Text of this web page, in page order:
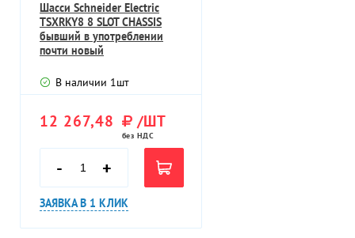
Шасси Schneider Electric
TSXRKY8 8 SLOT CHASSIS
бывший в употреблении
почти новый
В наличии 1шт
12 267,48 /ШТ
без НДС
- +
ЗАЯВКА В 1 КЛИК